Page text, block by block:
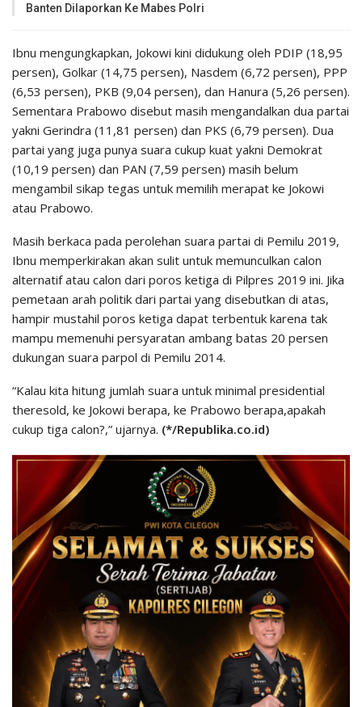
Banten Dilaporkan Ke Mabes Polri
Ibnu mengungkapkan, Jokowi kini didukung oleh PDIP (18,95
persen), Golkar (14,75 persen), Nasdem (6,72 persen), PPP
(6,53 persen), PKB (9,04 persen), dan Hanura (5,26 persen).
Sementara Prabowo disebut masih mengandalkan dua partai
yakni Gerindra (11,81 persen) dan PKS (6,79 persen). Dua
partai yang juga punya suara cukup kuat yakni Demokrat
(10,19 persen) dan PAN (7,59 persen) masih belum
mengambil sikap tegas untuk memilih merapat ke Jokowi
atau Prabowo.
Masih berkaca pada perolehan suara partai di Pemilu 2019,
Ibnu memperkirakan akan sulit untuk memunculkan calon
alternatif atau calon dari poros ketiga di Pilpres 2019 ini. Jika
pemetaan arah politik dari partai yang disebutkan di atas,
hampir mustahil poros ketiga dapat terbentuk karena tak
mampu memenuhi persyaratan ambang batas 20 persen
dukungan suara parpol di Pemilu 2014.
“Kalau kita hitung jumlah suara untuk minimal presidential
theresold, ke Jokowi berapa, ke Prabowo berapa,apakah
cukup tiga calon?,” ujarnya. (*/Republika.co.id)